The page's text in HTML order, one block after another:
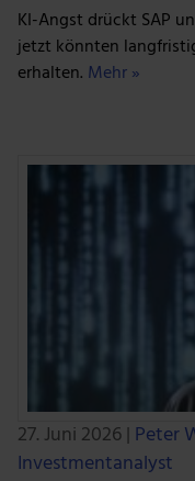
KI-Angst drückt SAP
jetzt könnten
erhalten. Mehr »
27. Juni 2026 | Peter
Investmentanalyst